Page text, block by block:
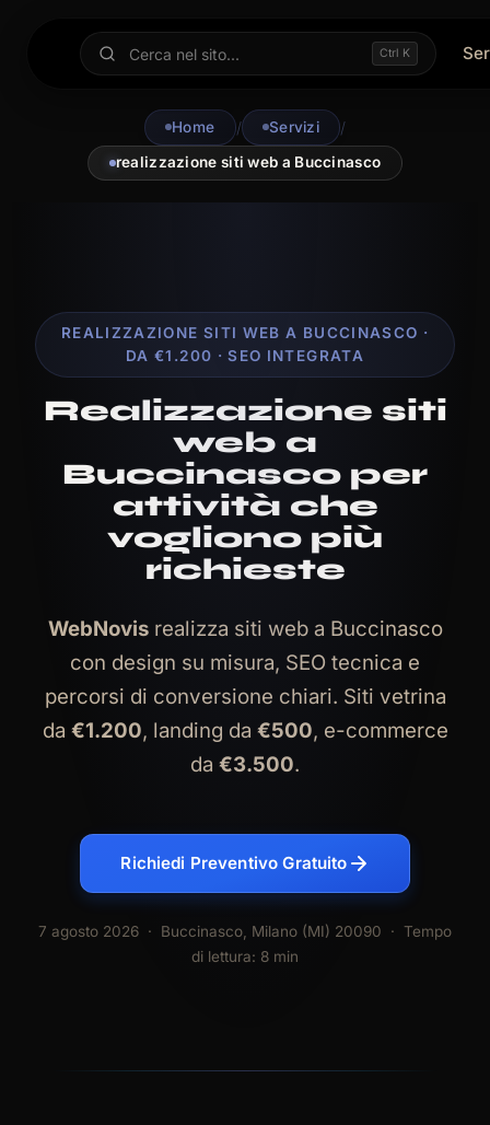
Ctrl K
Home / Servizi /
realizzazione siti web a Buccinasco
REALIZZAZIONE SITI WEB A BUCCINASCO ·
DA €1.200 · SEO INTEGRATA
Realizzazione siti
web a
Buccinasco per
attività che
vogliono più
richieste
WebNovisrealizza siti web a Buccinasco
con design su misura, SEO tecnica e
percorsi di conversione chiari. Siti vetrina
da €1.200, landing da €500, e-commerce
da €3.500.
Richiedi Preventivo Gratuito
7 agosto 2026 · Buccinasco, Milano (MI) 20090 · Tempo
di lettura: 8 min